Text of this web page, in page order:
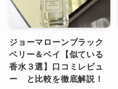
ジョーマローンブラック
ベリー＆ベイ【似ている
香水３選】口コミレビュ
ー と比較を徹底解説！